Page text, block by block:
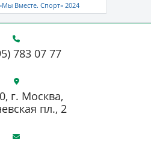
Вместе. Спорт» 2024
783 07 77
г. Москва,
пл., 2